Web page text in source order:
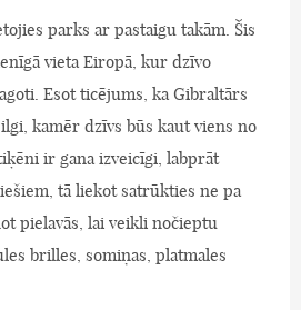
parks ar pastaigu takām. Šis
vieta Eiropā, kur dzīvo
Esot ticējums, ka Gibraltārs
kamēr dzīvs būs kaut viens no
ir gana izveicīgi, labprāt
tā liekot satrūkties ne pa
pielavās, lai veikli nočieptu
brilles, somiņas, platmales